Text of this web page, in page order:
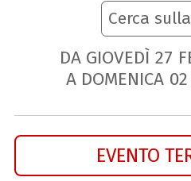
Cerca
DA GIOVEDÌ 27
A DOMENICA 02
EVENTO